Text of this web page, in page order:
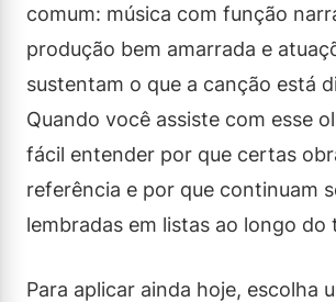
comum: música com função
produção bem amarrada e
sustentam o que a canção está
Quando você assiste com esse
fácil entender por que certas
referência e por que continuam
lembradas em listas ao longo do
Para aplicar ainda hoje, escolha